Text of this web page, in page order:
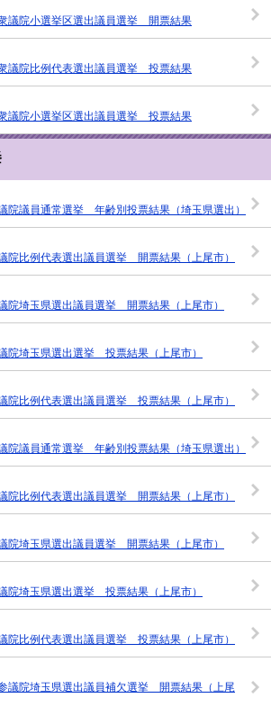
議院小選挙区選出議員選挙 開票結果
議院比例代表選出議員選挙 投票結果
議院小選挙区選出議員選挙 投票結果
院議員通常選挙 年齢別投票結果（埼玉県選出）
院比例代表選出議員選挙 開票結果（上尾市）
院埼玉県選出議員選挙 開票結果（上尾市）
院埼玉県選出選挙 投票結果（上尾市）
院比例代表選出議員選挙 投票結果（上尾市）
院議員通常選挙 年齢別投票結果（埼玉県選出）
院比例代表選出議員選挙 開票結果（上尾市）
院埼玉県選出議員選挙 開票結果（上尾市）
院埼玉県選出選挙 投票結果（上尾市）
院比例代表選出議員選挙 投票結果（上尾市）
議院埼玉県選出議員補欠選挙 開票結果（上尾